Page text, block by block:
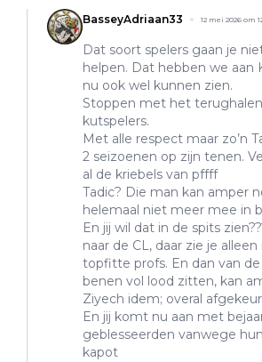
BasseyAdriaan33 12 mei 2026 om
Dat soort spelers gaan je
helpen. Dat hebben we aan
nu ook wel kunnen zien.
Stoppen met het
kutspelers.
Met alle respect maar zo’n
2 seizoenen op zijn tenen.
al de kriebels van pffff
Tadic? Die man kan amper
helemaal niet meer mee in
En jij wil dat in de spits
naar de CL, daar zie je
topfitte profs. En dan van
benen vol lood zitten, kan
Ziyech idem; overal
En jij komt nu aan met
geblesseerden vanwege
kapot